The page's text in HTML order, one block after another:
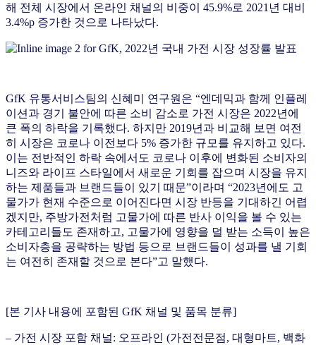
해 전체 시장에서 온라인 채널의 비중이 45.9%로 2021년 대비
3.4%p 증가한 것으로 나타났다.
GfK 유통서비스팀의 신혜미 연구원은 “엔데믹과 함께 인플레
이션과 경기 불안에 따른 소비 감소로 가전 시장은 2022년에
큰 폭의 하락을 기록했다. 하지만 2019년과 비교해 보면 여전
히 시장은 코로나 이전보다 5% 증가한 규모를 유지하고 있다.
이는 전반적인 하락 속에서도 코로나 이후에 변화된 소비자의
니즈와 라이프 스타일에서 새로운 기회를 잡으며 시장을 유지
하는 제품들과 브랜드들이 있기 때문”이라며 “2023년에도 고
물가가 현재 수준으로 이어진다면 시장 반등을 기대하긴 어렵
겠지만, 주방가전처럼 고물가에 따른 반사 이익을 볼 수 있는
카테고리들도 존재하고, 고물가에 영향을 덜 받는 소득이 높은
소비자층을 공략하는 방법 등으로 브랜드들이 성과를 낼 기회
는 여전히 존재할 것으로 본다”고 말했다.
[본 기사 내용에 포함된 GfK 채널 및 품목 분류]
– 가전 시장 포함 채널: 오프라인 (가전전문점, 대형마트, 백화